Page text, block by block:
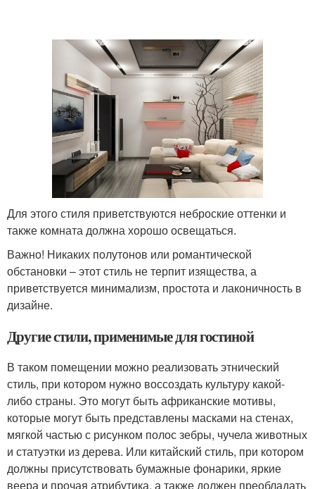
Для этого стиля приветствуются неброские оттенки и
также комната должна хорошо освещаться.
Важно! Никаких полутонов или романтической
обстановки – этот стиль не терпит изящества, а
приветствуется минимализм, простота и лаконичность в
дизайне.
Другие стили, применимые для гостиной
В таком помещении можно реализовать этнический
стиль, при котором нужно воссоздать культуру какой-
либо страны. Это могут быть африканские мотивы,
которые могут быть представлены масками на стенах,
мягкой частью с рисунком полос зебры, чучела животных
и статуэтки из дерева. Или китайский стиль, при котором
должны присутствовать бумажные фонарики, яркие
веера и прочая атрибутика, а также должен преобладать